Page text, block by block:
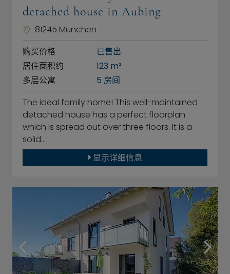
detached house in Aubing
81245 München
购买价格
已售出
居住面积约
123 m²
多层公寓
5 房间
The ideal family home! This well-maintained
detached house has a perfect floorplan
which is spread out over three floors. It is a
solid…
显示详细信息